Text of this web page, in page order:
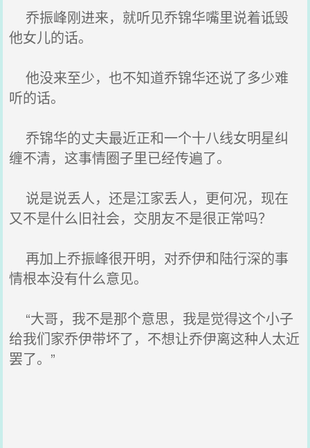
乔振峰刚进来，就听见乔锦华嘴里说着诋毁
他女儿的话。
他没来至少，也不知道乔锦华还说了多少难
听的话。
乔锦华的丈夫最近正和一个十八线女明星纠
缠不清，这事情圈子里已经传遍了。
说是说丢人，还是江家丢人，更何况，现在
又不是什么旧社会，交朋友不是很正常吗？
再加上乔振峰很开明，对乔伊和陆行深的事
情根本没有什么意见。
“大哥，我不是那个意思，我是觉得这个小子
给我们家乔伊带坏了，不想让乔伊离这种人太近
罢了。”